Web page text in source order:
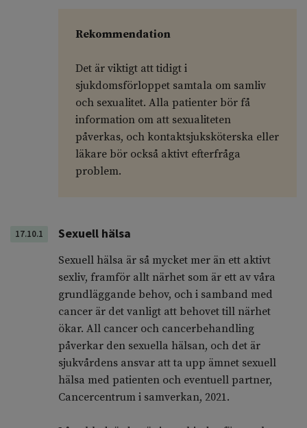
Rekommendation
Det är viktigt att tidigt i
sjukdomsförloppet samtala om samliv
och sexualitet. Alla patienter bör få
information om att sexualiteten
påverkas, och kontaktsjuksköterska eller
läkare bör också aktivt efterfråga
problem.
17.10.1 Sexuell hälsa
Sexuell hälsa är så mycket mer än ett aktivt
sexliv, framför allt närhet som är ett av våra
grundläggande behov, och i samband med
cancer är det vanligt att behovet till närhet
ökar. All cancer och cancerbehandling
påverkar den sexuella hälsan, och det är
sjukvårdens ansvar att ta upp ämnet sexuell
hälsa med patienten och eventuell partner,
Cancercentrum i samverkan, 2021.